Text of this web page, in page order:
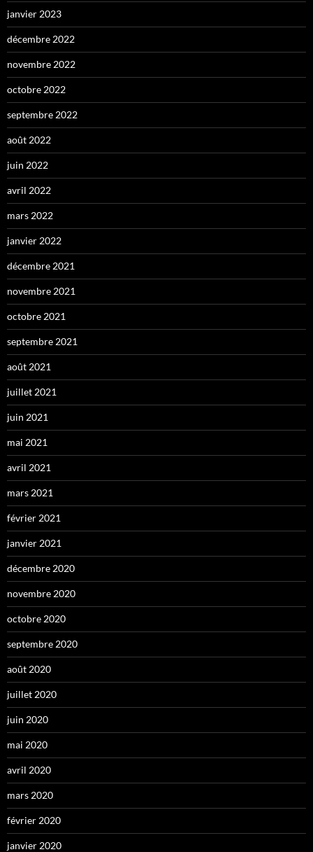
janvier 2023
décembre 2022
novembre 2022
octobre 2022
septembre 2022
août 2022
juin 2022
avril 2022
mars 2022
janvier 2022
décembre 2021
novembre 2021
octobre 2021
septembre 2021
août 2021
juillet 2021
juin 2021
mai 2021
avril 2021
mars 2021
février 2021
janvier 2021
décembre 2020
novembre 2020
octobre 2020
septembre 2020
août 2020
juillet 2020
juin 2020
mai 2020
avril 2020
mars 2020
février 2020
janvier 2020